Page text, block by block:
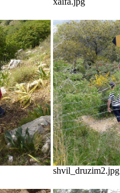
shvil_druzim2.jpg